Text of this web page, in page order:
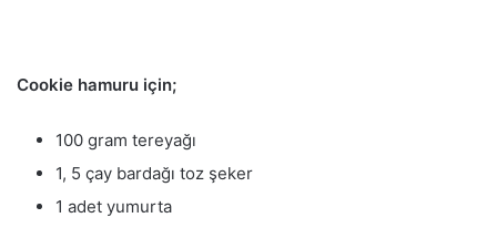
Cookie hamuru için;
100 gram tereyağı
1, 5 çay bardağı toz şeker
1 adet yumurta